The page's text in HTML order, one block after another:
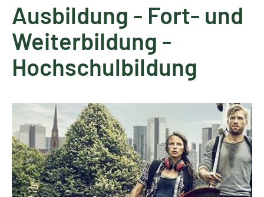
Ausbildung - Fort- und
Weiterbildung -
Hochschulbildung